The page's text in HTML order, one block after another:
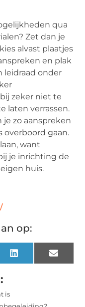
qua
Zet dan je
alvast plaatjes
en plak
leidraad onder
zeker niet te
laten verrassen.
zo aanspreken
overboord gaan.
want
je inrichting de
huis.
op:
LinkedIn Email
is